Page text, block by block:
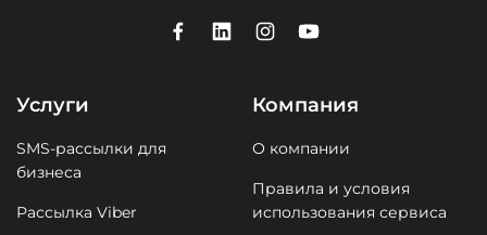
Услуги
SMS-рассылки для
бизнеса
Рассылка Viber
Компания
О компании
Правила и условия
использования сервиса